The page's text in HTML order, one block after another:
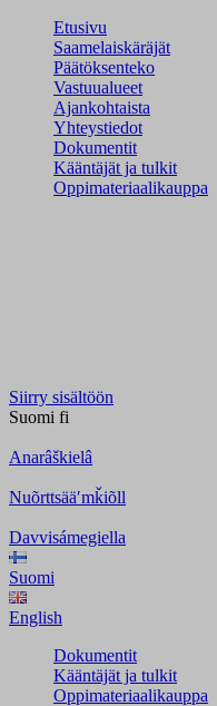
Etusivu
Saamelaiskäräjät
Päätöksenteko
Vastuualueet
Ajankohtaista
Yhteystiedot
Dokumentit
Kääntäjät ja tulkit
Oppimateriaalikauppa
Siirry sisältöön
Suomi fi
Anarâškielâ
Nuõrttsääʹmǩiõll
Davvisámegiella
Suomi
English
Dokumentit
Kääntäjät ja tulkit
Oppimateriaalikauppa